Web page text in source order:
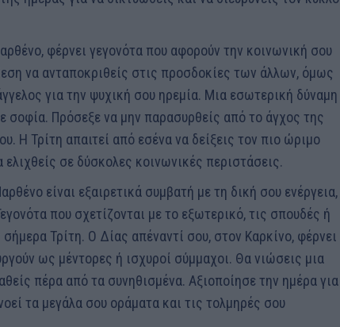
φέρνει γεγονότα που αφορούν την κοινωνική σου
να ανταποκριθείς στις προσδοκίες των άλλων, όμως
για την ψυχική σου ηρεμία. Μια εσωτερική δύναμη
σοφία. Πρόσεξε να μην παρασυρθείς από το άγχος της
Η Τρίτη απαιτεί από εσένα να δείξεις τον πιο ώριμο
σε δύσκολες κοινωνικές περιστάσεις.
είναι εξαιρετικά συμβατή με τη δική σου ενέργεια,
που σχετίζονται με το εξωτερικό, τις σπουδές ή
Τρίτη. Ο Δίας απέναντί σου, στον Καρκίνο, φέρνει
ως μέντορες ή ισχυροί σύμμαχοι. Θα νιώσεις μια
πέρα από τα συνηθισμένα. Αξιοποίησε την ημέρα για
τα μεγάλα σου οράματα και τις τολμηρές σου